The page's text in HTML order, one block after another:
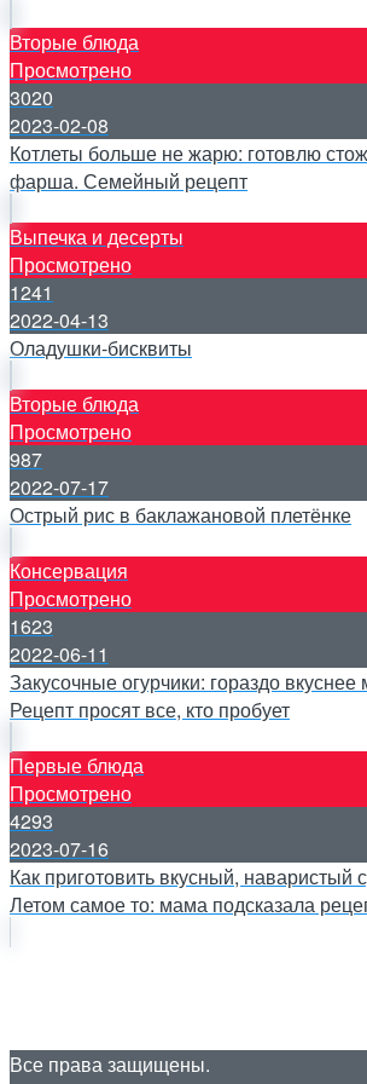
Вторые блюда
Просмотрено
3020
2023-02-08
Котлеты больше не жарю: готовлю
фарша. Семейный рецепт
Выпечка и десерты
Просмотрено
1241
2022-04-13
Оладушки-бисквиты
Вторые блюда
Просмотрено
987
2022-07-17
Острый рис в баклажановой плетёнке
Консервация
Просмотрено
1623
2022-06-11
Закусочные огурчики: гораздо
Рецепт просят все, кто пробует
Первые блюда
Просмотрено
4293
2023-07-16
Как приготовить вкусный, наваристый
Летом самое то: мама подсказала
Все права защищены.